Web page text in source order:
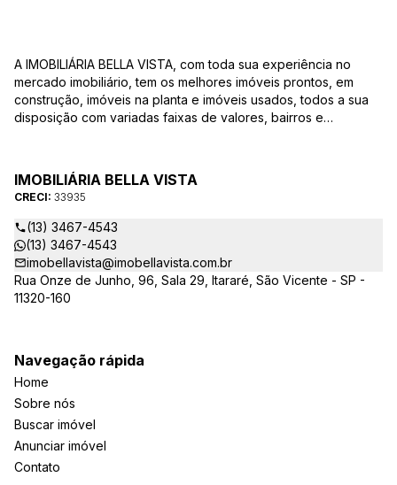
A IMOBILIÁRIA BELLA VISTA, com toda sua experiência no
mercado imobiliário, tem os melhores imóveis prontos, em
construção, imóveis na planta e imóveis usados, todos a sua
disposição com variadas faixas de valores, bairros e
ao CRECI-EE – estarão sempre prontos para responder-lhe
todas as suas dúvidas sobre casas, apartamentos, terrenos,
salas comerciais e outros produtos imobiliários.
IMOBILIÁRIA BELLA VISTA
CRECI: 33935
(13) 3467-4543
(13) 3467-4543
imobellavista@imobellavista.com.br
Rua Onze de Junho, 96, Sala 29, Itararé, São Vicente - SP -
11320-160
Navegação rápida
Home
Sobre nós
Buscar imóvel
Anunciar imóvel
Contato